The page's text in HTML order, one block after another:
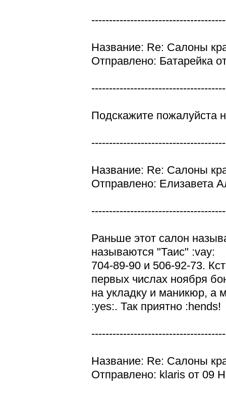
Название: Re: Салоны
Отправлено: Батарейка
Подскажите пожалуйста
Название: Re: Салоны
Отправлено: Елизавета
Раньше этот салон
называются "Таис" :vay:
704-89-90 и 506-92-73.
первых числах ноября
на укладку и маникюр, а
:yes:. Так приятно :hends!
Название: Re: Салоны
Отправлено: klaris от 09